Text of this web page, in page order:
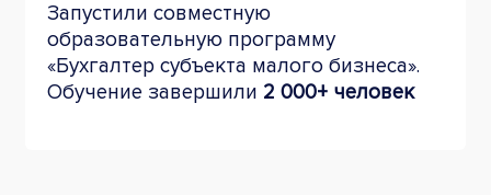
Запустили совместную
образовательную программу
«Бухгалтер субъекта малого бизнеса».
Обучение завершили 2 000+ человек